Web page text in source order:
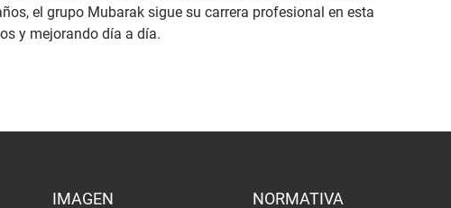
el grupo Mubarak sigue su carrera profesional en esta
y mejorando día a día.
IMAGEN NORMATIVA